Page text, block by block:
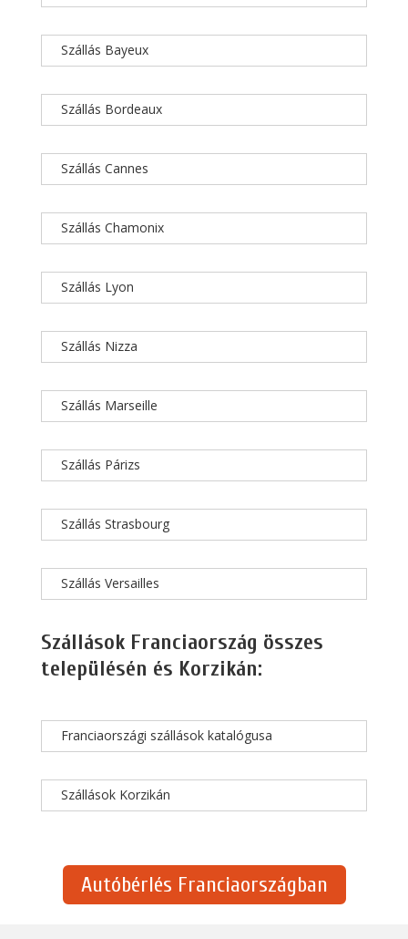
Szállás Bayeux
Szállás Bordeaux
Szállás Cannes
Szállás Chamonix
Szállás Lyon
Szállás Nizza
Szállás Marseille
Szállás Párizs
Szállás Strasbourg
Szállás Versailles
Szállások Franciaország összes
településén és Korzikán:
Franciaországi szállások katalógusa
Szállások Korzikán
Autóbérlés Franciaországban